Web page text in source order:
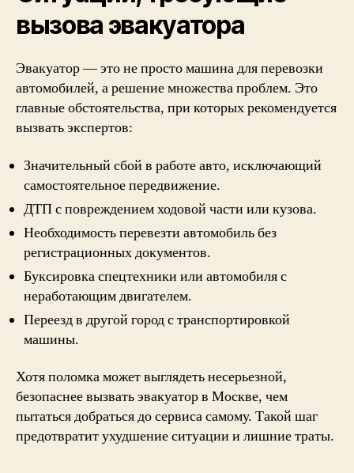
вызова эвакуатора
Эвакуатор — это не просто машина для перевозки
автомобилей, а решение множества проблем. Это
главные обстоятельства, при которых рекомендуется
вызвать экспертов:
Значительный сбой в работе авто, исключающий
самостоятельное передвижение.
ДТП с повреждением ходовой части или кузова.
Необходимость перевезти автомобиль без
регистрационных документов.
Буксировка спецтехники или автомобиля с
неработающим двигателем.
Переезд в другой город с транспортировкой
машины.
Хотя поломка может выглядеть несерьезной,
безопаснее вызвать эвакуатор в Москве, чем
пытаться добраться до сервиса самому. Такой шаг
предотвратит ухудшение ситуации и лишние траты.